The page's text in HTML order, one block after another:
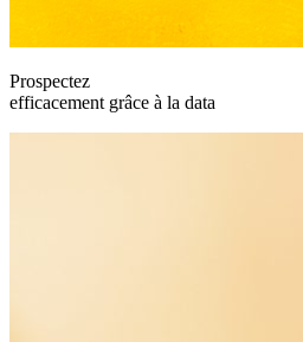
Prospectez
efficacement grâce à la data